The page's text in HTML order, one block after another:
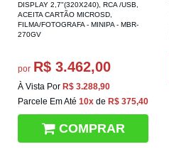
DISPLAY 2,7"(320X240), RCA /USB,
ACEITA CARTÃO MICROSD,
FILMA/FOTOGRAFA - MINIPA - MBR-
270GV
por R$ 3.462,00
À Vista Por R$ 3.288,90
Parcele Em Até 10x de R$ 375,40
COMPRAR